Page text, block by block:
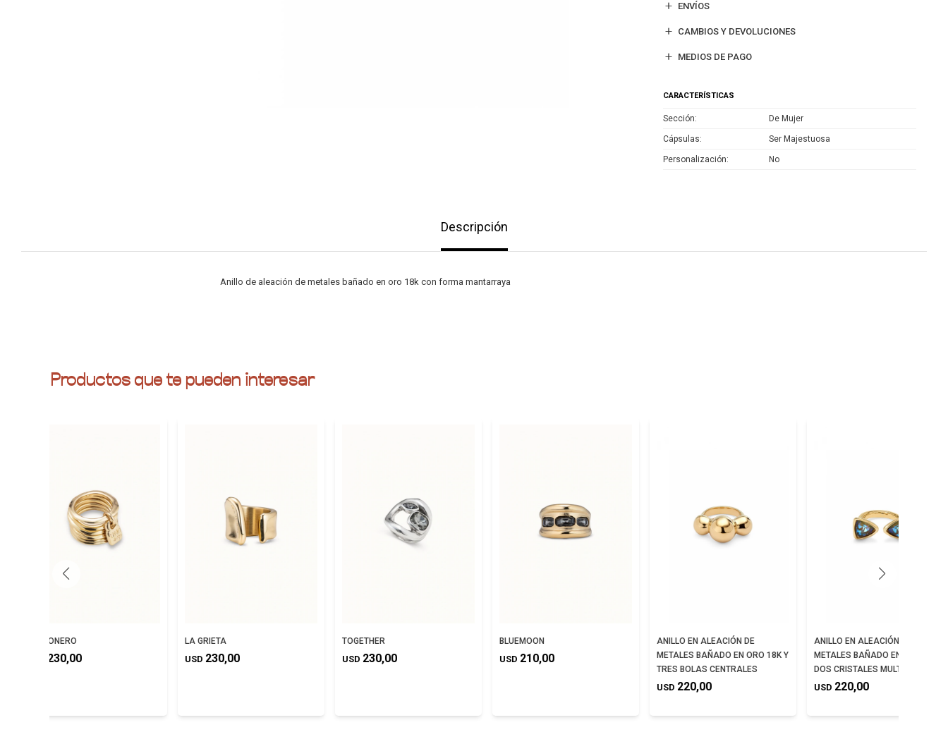
ENVÍOS
CAMBIOS Y DEVOLUCIONES
MEDIOS DE PAGO
CARACTERÍSTICAS
Sección De Mujer
Cápsulas Ser Majestuosa
Personalización No
Descripción
Anillo de aleación de metales bañado en oro 18k con forma mantarraya
Productos que te pueden interesar
PRISIONERO
230,00
LA GRIETA
USD 230,00
TOGETHER
USD 230,00
BLUEMOON
USD 210,00
ANILLO EN ALEACIÓN DE
METALES BAÑADO EN ORO 18K Y
TRES BOLAS CENTRALES
USD 220,00
ANILLO EN ALEACIÓN DE
METALES BAÑADO EN 18K CON
DOS CRISTALES MULTICOLOR
USD 220,00